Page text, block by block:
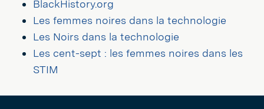
BlackHistory.org
Les femmes noires dans la technologie
Les Noirs dans la technologie
Les cent-sept : les femmes noires dans les
STIM